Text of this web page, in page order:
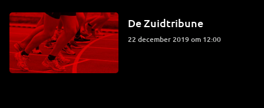
De Zuidtribune
22 december 2019 om 12:00